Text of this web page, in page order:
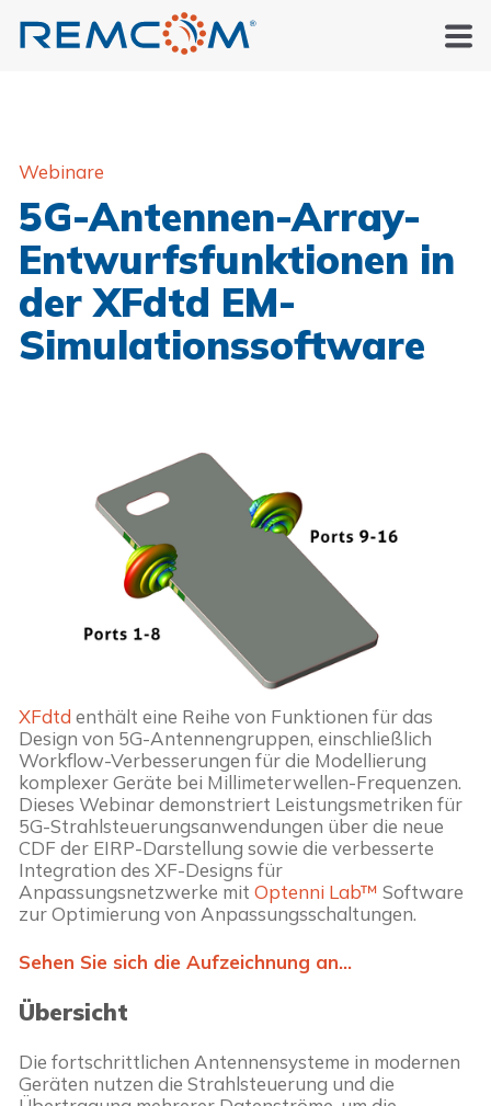
Webinare
5G-Antennen-Array-
Entwurfsfunktionen in
der XFdtd EM-
Simulationssoftware
XFdtd enthält eine Reihe von Funktionen für das
Design von 5G-Antennengruppen, einschließlich
Workflow-Verbesserungen für die Modellierung
komplexer Geräte bei Millimeterwellen-Frequenzen.
Dieses Webinar demonstriert Leistungsmetriken für
5G-Strahlsteuerungsanwendungen über die neue
CDF der EIRP-Darstellung sowie die verbesserte
Integration des XF-Designs für
Anpassungsnetzwerke mit Optenni Lab™ Software
zur Optimierung von Anpassungsschaltungen.
Sehen Sie sich die Aufzeichnung an...
Übersicht
Die fortschrittlichen Antennensysteme in modernen
Geräten nutzen die Strahlsteuerung und die